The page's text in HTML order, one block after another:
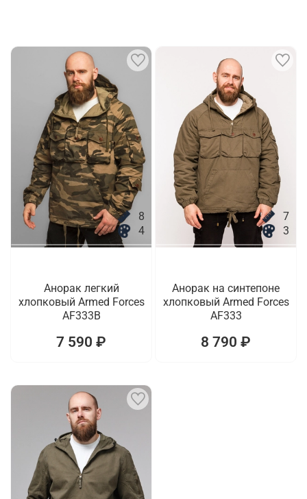
8
4
Анорак легкий
хлопковый Armed Forces
AF333B
7 590 ₽
7
3
Анорак на синтепоне
хлопковый Armed Forces
AF333
8 790 ₽